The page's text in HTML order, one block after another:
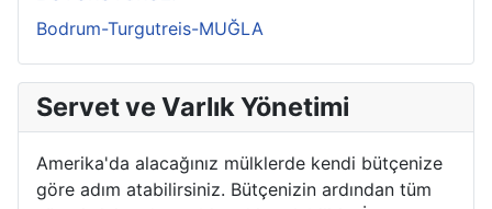
Bodrum-Turgutreis-MUĞLA
Servet ve Varlık Yönetimi
Amerika'da alacağınız mülklerde kendi bütçenize
göre adım atabilirsiniz. Bütçenizin ardından tüm